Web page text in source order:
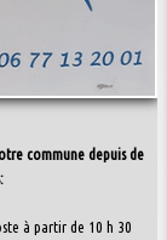
commune depuis de
à partir de 10 h 30